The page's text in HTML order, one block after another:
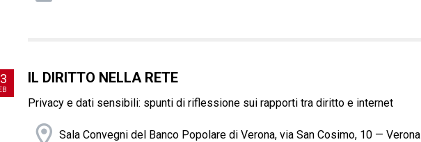
IL DIRITTO NELLA RETE
Privacy e dati sensibili: spunti di riflessione sui rapporti tra diritto e internet
Sala Convegni del Banco Popolare di Verona, via San Cosimo, 10 — Verona